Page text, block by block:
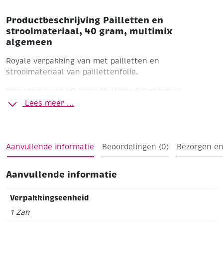
Productbeschrijving Pailletten en
strooimateriaal, 40 gram, multimix
algemeen
Royale verpakking van met pailletten en
strooimateriaal van paillettenfolie.
Verpakking van 40 gram
Multimix Algemeen in
verschillende maten en kleuren van hartjes, bloemen,
Lees meer ...
Aanvullende informatie Beoordelingen (0) Bezorgen
Aanvullende informatie
Verpakkingseenheid
1 Zak